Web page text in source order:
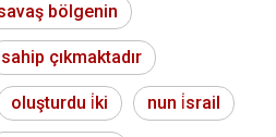
bölgenin
sahip çıkmaktadır
oluşturdu i̇ki nun i̇srail